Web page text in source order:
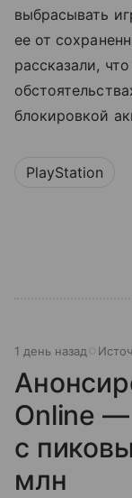
выбрасывать
ее от
рассказали,
блокировкой
PlayStation
1 день назад
Online
с
млн